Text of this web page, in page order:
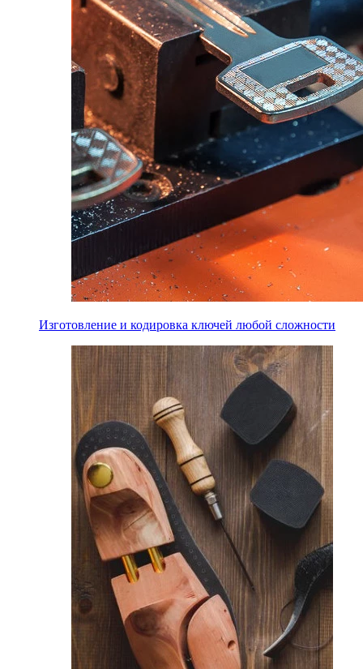
Изготовление и кодировка ключей любой сложности